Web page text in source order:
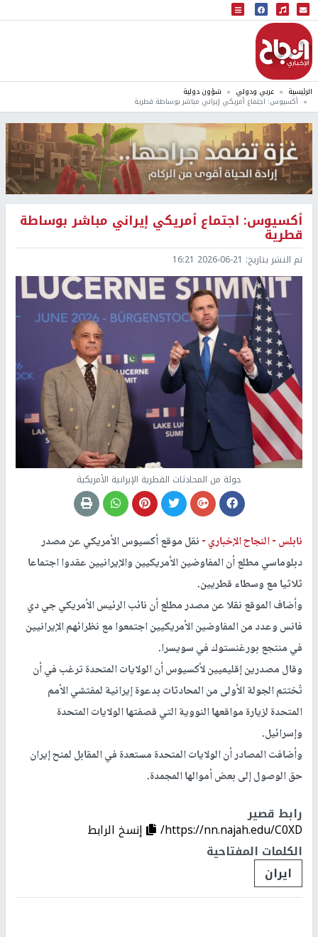
البث المباشر
إذاعة النجاح
الرئيسية عربي ودولي شؤون دولية
أكسيوس: اجتماع أمريكي إيراني مباشر بوساطة قطرية
أكسيوس: اجتماع أمريكي إيراني مباشر بوساطة
قطرية
تم النشر بتاريخ: 2026-06-21 16:21
جولة من المحادثات القطرية الإيرانية الأمريكية
نابلس -النجاح الإخباري -نقل موقع أكسيوس الأمريكي عن مصدر
دبلوماسي مطلع أن المفاوضين الأمريكيين والإيرانيين عقدوا اجتماعا
ثلاثيا مع وسطاء قطريين.
وأضاف الموقع نقلا عن مصدر مطلع أن نائب الرئيس الأمريكي جي دي
فانس وعدد من المفاوضين الأمريكيين اجتمعوا مع نظرائهم الإيرانيين
في منتجع بورغنستوك في سويسرا.
وقال مصدرين إقليميين لأكسيوس أن الولايات المتحدة ترغب في أن
تُختتم الجولة الأولى من المحادثات بدعوة إيرانية لمفتشي الأمم
المتحدة لزيارة مواقعها النووية التي قصفتها الولايات المتحدة
وإسرائيل.
وأضافت المصادر أن الولايات المتحدة مستعدة في المقابل لمنح إيران
حق الوصول إلى بعض أموالها المجمدة.
رابط قصير
https://nn.najah.edu/C0XD/
إنسخ الرابط
الكلمات المفتاحية
ايران